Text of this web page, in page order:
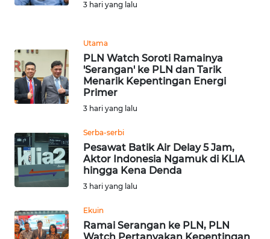
3 hari yang lalu
Utama
PLN Watch Soroti Ramainya
'Serangan' ke PLN dan Tarik
Menarik Kepentingan Energi
Primer
3 hari yang lalu
Serba-serbi
Pesawat Batik Air Delay 5 Jam,
Aktor Indonesia Ngamuk di KLIA
hingga Kena Denda
3 hari yang lalu
Ekuin
Ramai Serangan ke PLN, PLN
WN
DAIRI
WN
WN
NIAS
LANGKAT